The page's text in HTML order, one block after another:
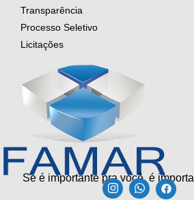
Transparência
Processo Seletivo
Licitações
Se é importante pra você, é